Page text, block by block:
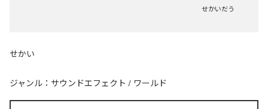
せかいだう
せかい
ジャンル： サウンドエフェクト / ワールド